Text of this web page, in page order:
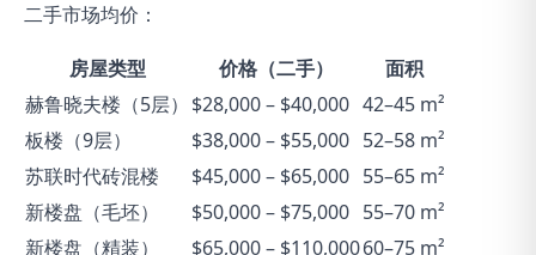
二手市场均价：
房屋类型 价格（二手）
面积
赫鲁晓夫楼（5层） $28,000 – $40,000 42–45 m²
板楼（9层）
$38,000 – $55,000 52–58 m²
苏联时代砖混楼
$45,000 – $65,000 55–65 m²
新楼盘（毛坯）
$50,000 – $75,000 55–70 m²
新楼盘（精装）
$65,000 – $110,00060–75 m²